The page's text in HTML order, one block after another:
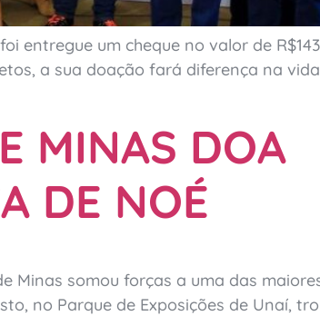
entregue um cheque no valor de
a sua doação fará diferença na
MINAS DOA
DE NOÉ
Minas somou forças a uma das
no Parque de Exposições de Unaí,